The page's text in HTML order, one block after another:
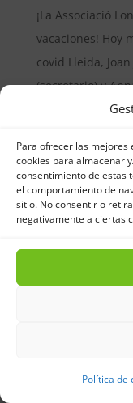
Para ofrecer las mejores
cookies para almacenar
consentimiento de estas
el comportamiento de
sitio. No consentir o
negativamente a ciertas
Política de
¡La Associació
vacaciones! Hoy
covid Lleida,
(secretario) y
tenido una